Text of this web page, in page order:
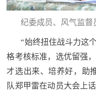
化
国
防
纪委成员、风气监督
“始终扭住战斗力这
格考核标准，选优留强
才选出来、培养好，助
队郑甲雷在动员大会上